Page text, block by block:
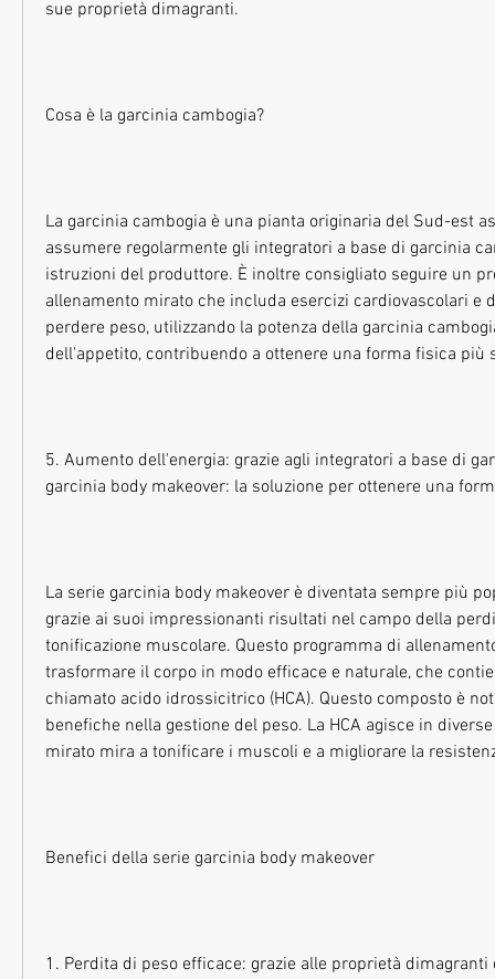
sue proprietà dimagranti.
Cosa è la garcinia cambogia?
La garcinia cambogia è una pianta originaria del Sud-est
assumere regolarmente gli integratori a base di garcinia
istruzioni del produttore. È inoltre consigliato seguire un
allenamento mirato che includa esercizi cardiovascolari e
perdere peso, utilizzando la potenza della garcinia
dell'appetito, contribuendo a ottenere una forma fisica più
5. Aumento dell'energia: grazie agli integratori a base di
garcinia body makeover: la soluzione per ottenere una
La serie garcinia body makeover è diventata sempre più
grazie ai suoi impressionanti risultati nel campo della
tonificazione muscolare. Questo programma di
trasformare il corpo in modo efficace e naturale, che
chiamato acido idrossicitrico (HCA). Questo composto è
benefiche nella gestione del peso. La HCA agisce in
mirato mira a tonificare i muscoli e a migliorare la
Benefici della serie garcinia body makeover
1. Perdita di peso efficace: grazie alle proprietà dimagranti